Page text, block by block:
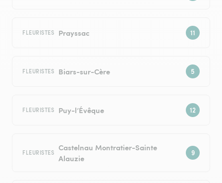
FLEURISTES Prayssac
FLEURISTES Biars-sur-Cère
FLEURISTES Puy-l’Évêque
FLEURISTES
Castelnau Montratier-Sainte
Alauzie